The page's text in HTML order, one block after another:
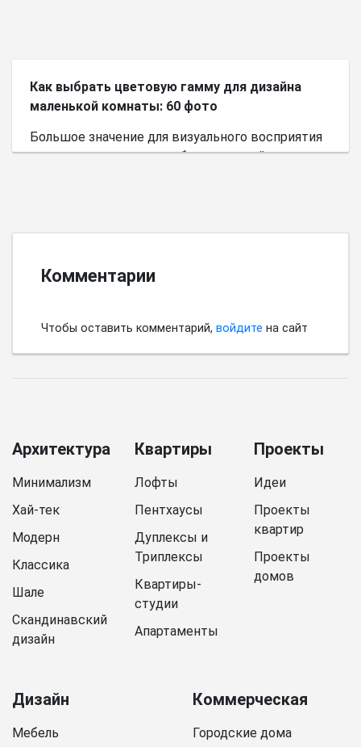
Как выбрать цветовую гамму для дизайна
маленькой комнаты: 60 фото
Большое значение для визуального восприятия
пространства имеет выбор цветовой палитры.
Комментарии
Чтобы оставить комментарий, войдите на сайт
Архитектура
Минимализм
Хай-тек
Модерн
Классика
Шале
Скандинавский
дизайн
Квартиры
Лофты
Пентхаусы
Дуплексы и
Триплексы
Квартиры-
студии
Апартаменты
Проекты
Идеи
Проекты
квартир
Проекты
домов
Дизайн
Мебель
Коммерческая
Городские дома